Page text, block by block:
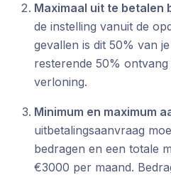
Maximaal uit te betalen
de instelling vanuit de
gevallen is dit 50% van
resterende 50% ontvang
verloning.
Minimum en maximum
uitbetalingsaanvraag
bedragen en een totale
€3000 per maand.